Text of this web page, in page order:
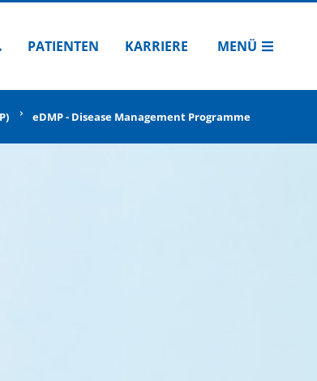
Zur Seitensuche
PATIENTEN KARRIERE MENÜ
eDMP - Disease Management Programme